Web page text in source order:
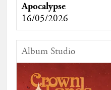
Apocalypse
16/05/2026
Album Studio